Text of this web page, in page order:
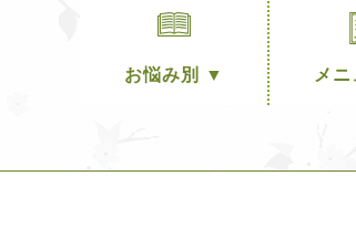
お悩み別 ▼ メ